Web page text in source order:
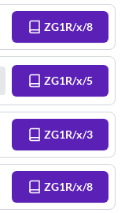
ZG1R/x/8
ZG1R/x/5
ZG1R/x/3
ZG1R/x/8